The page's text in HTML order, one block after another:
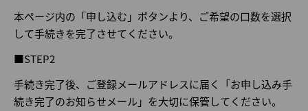
本ページ内の「申し込む」ボタンより、ご希望の口数を選択
して手続きを完了させてください。
■STEP2
手続き完了後、ご登録メールアドレスに届く「お申し込み手
続き完了のお知らせメール」を大切に保管してください。